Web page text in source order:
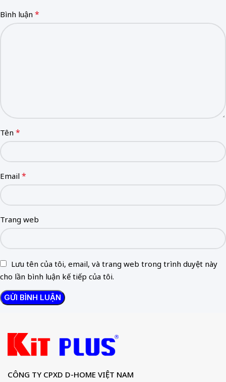
Bình luận *
Tên *
Email *
Trang web
Lưu tên của tôi, email, và trang web trong trình duyệt này
cho lần bình luận kế tiếp của tôi.
CÔNG TY CPXD D-HOME VIỆT NAM